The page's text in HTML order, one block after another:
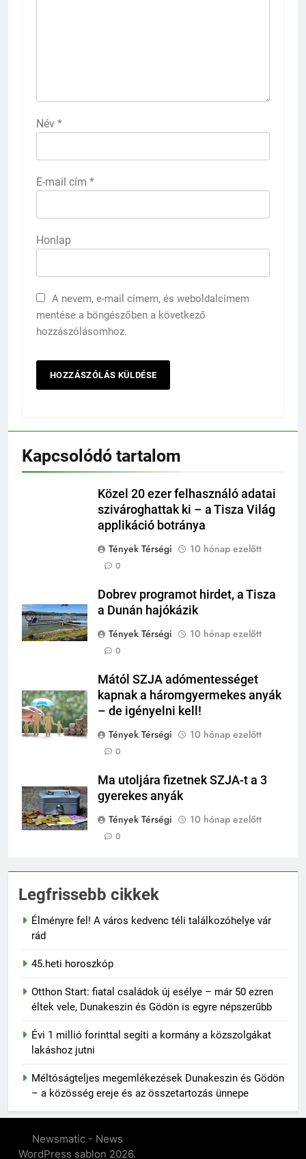
Név *
E-mail cím *
Honlap
A nevem, e-mail címem, és weboldalcímem
mentése a böngészőben a következő
hozzászólásomhoz.
Kapcsolódó tartalom
Közel 20 ezer felhasználó adatai
szivároghattak ki – a Tisza Világ
applikáció botránya
Tények Térségi
10 hónap ezelőtt
0
Dobrev programot hirdet, a Tisza
a Dunán hajókázik
Tények Térségi
10 hónap ezelőtt
0
Mától SZJA adómentességet
kapnak a háromgyermekes anyák
– de igényelni kell!
Tények Térségi
10 hónap ezelőtt
0
Ma utoljára fizetnek SZJA-t a 3
gyerekes anyák
Tények Térségi
10 hónap ezelőtt
0
Legfrissebb cikkek
Élményre fel! A város kedvenc téli találkozóhelye vár
rád
45.heti horoszkóp
Otthon Start: fiatal családok új esélye – már 50 ezren
éltek vele, Dunakeszin és Gödön is egyre népszerűbb
Évi 1 millió forinttal segíti a kormány a közszolgákat
lakáshoz jutni
Méltóságteljes megemlékezések Dunakeszin és Gödön
– a közösség ereje és az összetartozás ünnepe
Newsmatic - News
WordPress sablon 2026.